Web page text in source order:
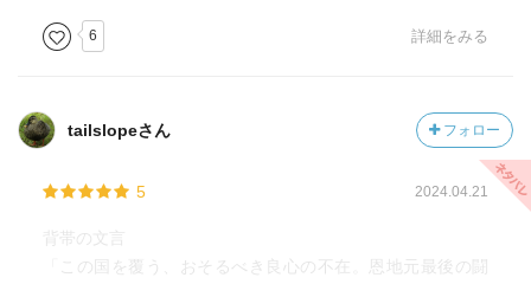
6 詳細をみる
tailslopeさん フォロー
5 2024.04.21
背帯の文言
「この国を覆う、おそるべき良心の不在。恩地元最後の闘